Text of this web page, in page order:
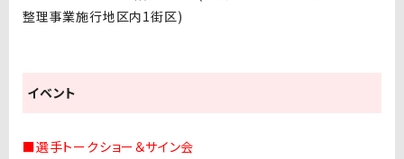
整理事業施行地区内1街区)
イベント
■選手トークショー＆サイン会